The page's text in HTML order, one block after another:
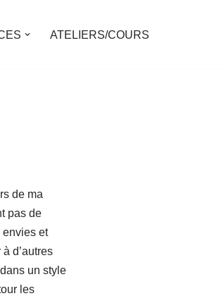
ATELIERS/COURS
de ma
pas de
envies et
d’autres
un style
les